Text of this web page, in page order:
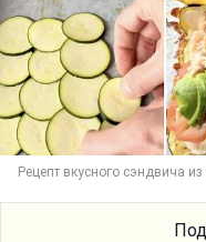
Рецепт вкусного сэндвича